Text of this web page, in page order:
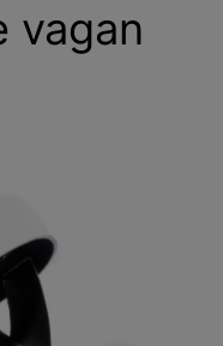
vagan